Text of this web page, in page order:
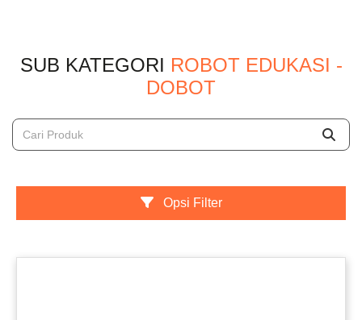
SUB KATEGORI ROBOT EDUKASI -
DOBOT
Opsi Filter